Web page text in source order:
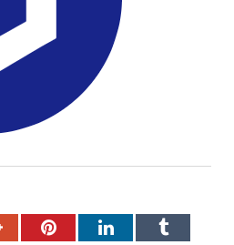
Google+PinterestLinkedInTumblr